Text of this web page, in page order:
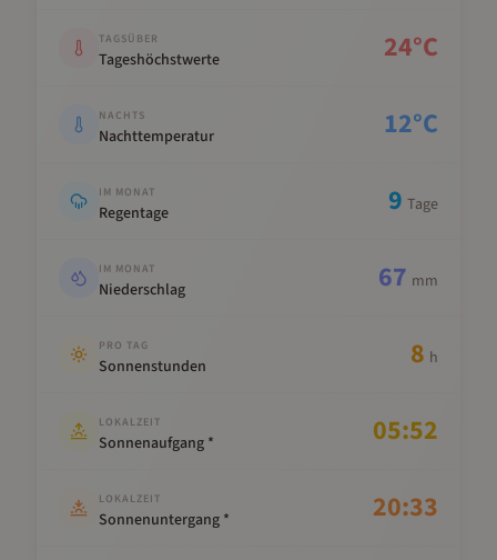
TAGSÜBER
Tageshöchstwerte 24°C
NACHTS
Nachttemperatur 12°C
IM MONAT
Regentage 9 Tage
IM MONAT
Niederschlag 67 mm
PRO TAG
Sonnenstunden 8 h
LOKALZEIT
Sonnenaufgang * 05:52
LOKALZEIT
Sonnenuntergang * 20:33